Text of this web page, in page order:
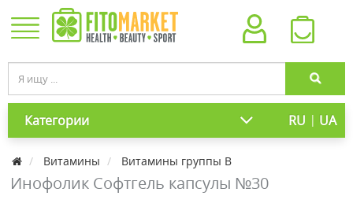
Категории RU | UA
Витамины Витамины группы В
Инофолик Софтгель капсулы №30